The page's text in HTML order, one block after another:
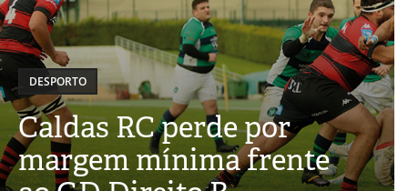
DESPORTO
Caldas RC perde por
margem mínima frente